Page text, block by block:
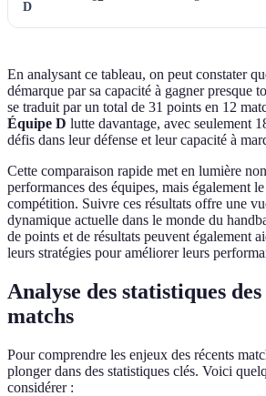
D
En analysant ce tableau, on peut constater
démarque par sa capacité à gagner presque
se traduit par un total de 31 points en 12
Équipe D lutte davantage, avec seulement
défis dans leur défense et leur capacité à
Cette comparaison rapide met en lumière
performances des équipes, mais également
compétition. Suivre ces résultats offre une
dynamique actuelle dans le monde du
de points et de résultats peuvent également
leurs stratégies pour améliorer leurs
Analyse des statistiques
matchs
Pour comprendre les enjeux des récents
plonger dans des statistiques clés. Voici
considérer :